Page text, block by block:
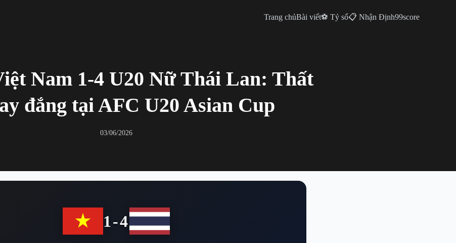
Trang chủBài viết⚽ Tỷ số📋 Nhận Định99score
Nam 1-4 U20 Nữ Thái Lan: Thất
đắng tại AFC U20 Asian Cup
03/06/2026
1-4